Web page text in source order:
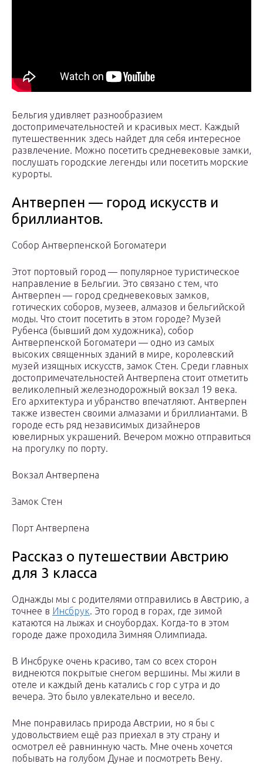
Бельгия удивляет разнообразием
достопримечательностей и красивых мест. Каждый
путешественник здесь найдет для себя интересное
развлечение. Можно посетить средневековые замки,
послушать городские легенды или посетить морские
курорты.
Антверпен — город искусств и
бриллиантов.
Собор Антверпенской Богоматери
Этот портовый город — популярное туристическое
направление в Бельгии. Это связано с тем, что
Антверпен — город средневековых замков,
готических соборов, музеев, алмазов и бельгийской
моды. Что стоит посетить в этом городе? Музей
Рубенса (бывший дом художника), собор
Антверпенской Богоматери — одно из самых
высоких священных зданий в мире, королевский
музей изящных искусств, замок Стен. Среди главных
достопримечательностей Антверпена стоит отметить
великолепный железнодорожный вокзал 19 века.
Его архитектура и убранство впечатляют. Антверпен
также известен своими алмазами и бриллиантами. В
городе есть ряд независимых дизайнеров
ювелирных украшений. Вечером можно отправиться
на прогулку по порту.
Вокзал Антверпена
Замок Стен
Порт Антверпена
Рассказ о путешествии Австрию
для 3 класса
Однажды мы с родителями отправились в Австрию, а
точнее в Инсбрук. Это город в горах, где зимой
катаются на лыжах и сноубордах. Когда-то в этом
городе даже проходила Зимняя Олимпиада.
В Инсбруке очень красиво, там со всех сторон
виднеются покрытые снегом вершины. Мы жили в
отеле и каждый день катались с гор с утра и до
вечера. Это было увлекательно и весело.
Мне понравилась природа Австрии, но я бы с
удовольствием ещё раз приехал в эту страну и
осмотрел её равнинную часть. Мне очень хочется
побывать на голубом Дунае и посмотреть Вену.